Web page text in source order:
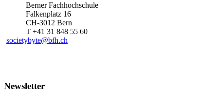
Berner Fachhochschule
Falkenplatz 16
CH-3012 Bern
T +41 31 848 55 60
societybyte@bfh.ch
Newsletter